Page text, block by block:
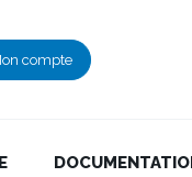
compte